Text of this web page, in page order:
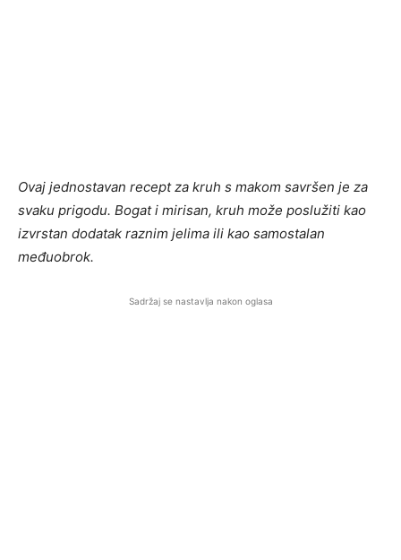
Ovaj jednostavan recept za kruh s makom savršen je za
svaku prigodu. Bogat i mirisan, kruh može poslužiti kao
izvrstan dodatak raznim jelima ili kao samostalan
međuobrok.
Sadržaj se nastavlja nakon oglasa